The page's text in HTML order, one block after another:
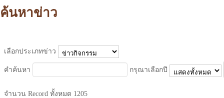
ค้นหาข่าว
เลือกประเภทข่าว
คำค้นหา กรุณาเลือกปี
จำนวน Record ทั้งหมด 1205